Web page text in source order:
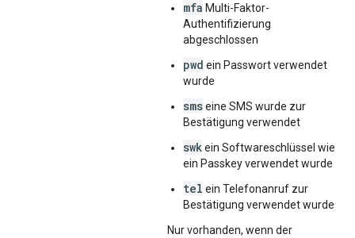
mfa Multi-Faktor-
Authentifizierung
abgeschlossen
pwd ein Passwort verwendet
wurde
smseine SMS wurde zur
Bestätigung verwendet
swkein Softwareschlüssel wie
ein Passkey verwendet wurde
tel ein Telefonanruf zur
Bestätigung verwendet wurde
Nur vorhanden, wenn der